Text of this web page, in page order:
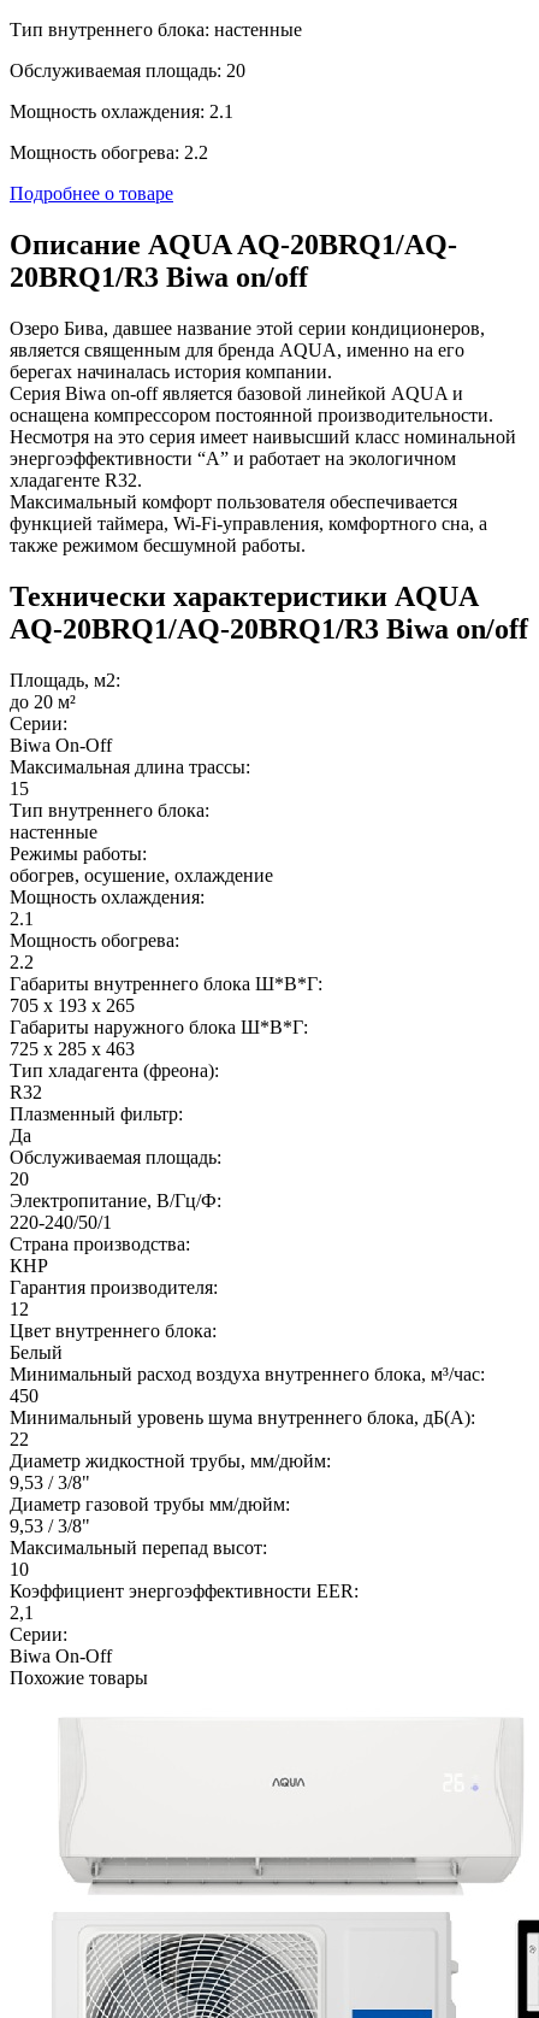
Тип внутреннего блока: настенные
Обслуживаемая площадь: 20
Мощность охлаждения: 2.1
Мощность обогрева: 2.2
Подробнее о товаре
Описание AQUA AQ-20BRQ1/AQ-
20BRQ1/R3 Biwa on/off
Озеро Бива, давшее название этой серии кондиционеров,
является священным для бренда AQUA, именно на его
берегах начиналась история компании.
Серия Biwa on-off является базовой линейкой AQUA и
оснащена компрессором постоянной производительности.
Несмотря на это серия имеет наивысший класс номинальной
энергоэффективности “А” и работает на экологичном
хладагенте R32.
Максимальный комфорт пользователя обеспечивается
функцией таймера, Wi-Fi-управления, комфортного сна, а
также режимом бесшумной работы.
Технически характеристики AQUA
AQ-20BRQ1/AQ-20BRQ1/R3 Biwa on/off
Площадь, м2:
до 20 м²
Серии:
Biwa On-Off
Максимальная длина трассы:
15
Тип внутреннего блока:
настенные
Режимы работы:
обогрев, осушение, охлаждение
Мощность охлаждения:
2.1
Мощность обогрева:
2.2
Габариты внутреннего блока Ш*В*Г:
705 x 193 x 265
Габариты наружного блока Ш*В*Г:
725 x 285 x 463
Тип хладагента (фреона):
R32
Плазменный фильтр:
Да
Обслуживаемая площадь:
20
Электропитание, В/Гц/Ф:
220-240/50/1
Страна производства:
КНР
Гарантия производителя:
12
Цвет внутреннего блока:
Белый
Минимальный расход воздуха внутреннего блока, м³/час:
450
Минимальный уровень шума внутреннего блока, дБ(А):
22
Диаметр жидкостной трубы, мм/дюйм:
9,53 / 3/8"
Диаметр газовой трубы мм/дюйм:
9,53 / 3/8"
Максимальный перепад высот:
10
Коэффициент энергоэффективности EER:
2,1
Серии:
Biwa On-Off
Похожие товары